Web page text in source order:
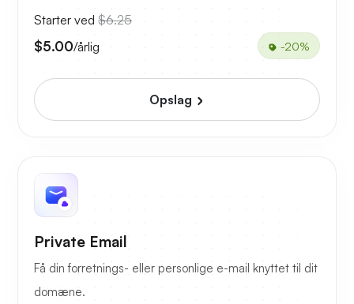
Starter ved $6.25
$5.00/årlig -20%
Opslag
Private Email
Få din forretnings- eller personlige e-mail knyttet til dit
domæne.